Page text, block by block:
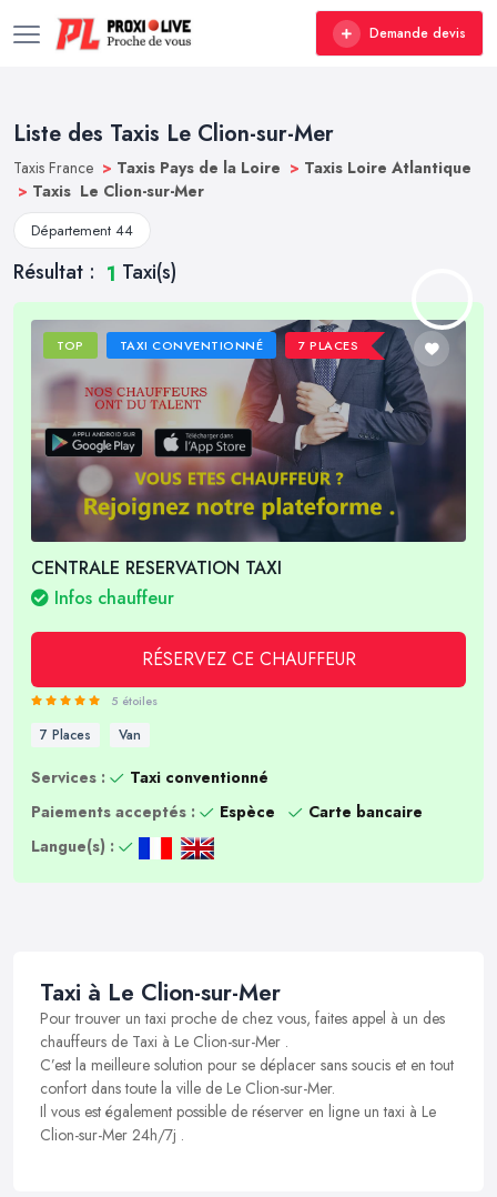
Demande devis
Liste des Taxis Le Clion-sur-Mer
Taxis France > Taxis Pays de la Loire > Taxis Loire Atlantique
> Taxis Le Clion-sur-Mer
Département 44
Résultat : 1 Taxi(s)
TOP TAXI CONVENTIONNÉ 7 PLACES
CENTRALE RESERVATION TAXI
Infos chauffeur
RÉSERVEZ CE CHAUFFEUR
5 étoiles
7 Places Van
Services :
Taxi conventionné
Paiements acceptés :
Espèce
Carte bancaire
Langue(s) :
Taxi à Le Clion-sur-Mer
Pour trouver un taxi proche de chez vous, faites appel à un des
chauffeurs de Taxi à Le Clion-sur-Mer .
C’est la meilleure solution pour se déplacer sans soucis et en tout
confort dans toute la ville de Le Clion-sur-Mer.
Il vous est également possible de réserver en ligne un taxi à Le
Clion-sur-Mer 24h/7j .